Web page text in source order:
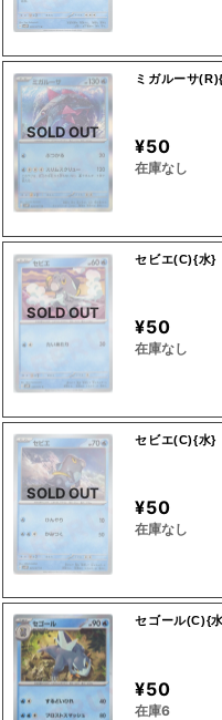
SOLD OUT
ミガルーサ
¥50
在庫なし
SOLD OUT
セビエ(C){水}
¥50
在庫なし
SOLD OUT
セビエ(C){水}
¥50
在庫なし
セゴール(C){
¥50
在庫6